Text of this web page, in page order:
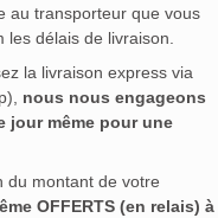
au transporteur que vous
les délais de livraison.
la livraison express via
nous nous engageons
jour même pour une
du montant de votre
OFFERTS (en relais) à